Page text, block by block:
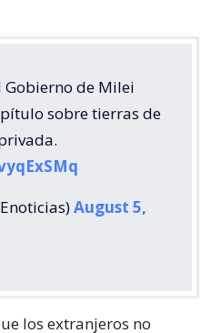
Gobierno de Milei
sobre tierras de
August 5,
los extranjeros no